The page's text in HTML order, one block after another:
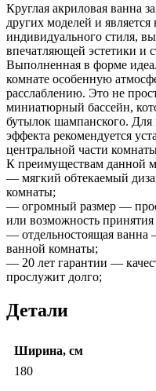
Круглая акриловая ванна
других моделей и
индивидуального стиля,
впечатляющей эстетики и
Выполненная в форме
комнате особенную
расслаблению. Это не
миниатюрный бассейн,
бутылок шампанского. Для
эффекта рекомендуется
центральной части
К преимуществам данной
— мягкий обтекаемый
комнаты;
— огромный размер —
или возможность
— отдельностоящая
ванной комнаты;
— 20 лет гарантии —
прослужит долго;
Детали
Ширина, см
180